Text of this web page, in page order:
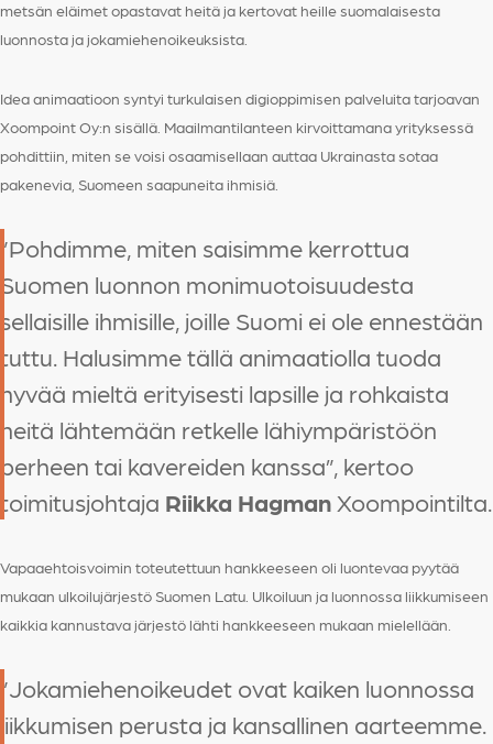
metsän eläimet opastavat heitä ja kertovat heille suomalaisesta
luonnosta ja jokamiehenoikeuksista.
Idea animaatioon syntyi turkulaisen digioppimisen palveluita tarjoavan
Xoompoint Oy:n sisällä. Maailmantilanteen kirvoittamana yrityksessä
pohdittiin, miten se voisi osaamisellaan auttaa Ukrainasta sotaa
pakenevia, Suomeen saapuneita ihmisiä.
”Pohdimme, miten saisimme kerrottua
Suomen luonnon monimuotoisuudesta
sellaisille ihmisille, joille Suomi ei ole ennestään
tuttu. Halusimme tällä animaatiolla tuoda
hyvää mieltä erityisesti lapsille ja rohkaista
heitä lähtemään retkelle lähiympäristöön
perheen tai kavereiden kanssa”, kertoo
toimitusjohtaja Riikka HagmanXoompointilta.
Vapaaehtoisvoimin toteutettuun hankkeeseen oli luontevaa pyytää
mukaan ulkoilujärjestö Suomen Latu. Ulkoiluun ja luonnossa liikkumiseen
kaikkia kannustava järjestö lähti hankkeeseen mukaan mielellään.
”Jokamiehenoikeudet ovat kaiken luonnossa
liikkumisen perusta ja kansallinen aarteemme.